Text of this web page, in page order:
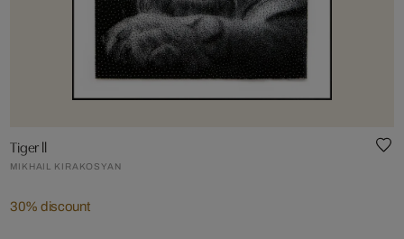
Tiger ll
MIKHAIL KIRAKOSYAN
30% discount